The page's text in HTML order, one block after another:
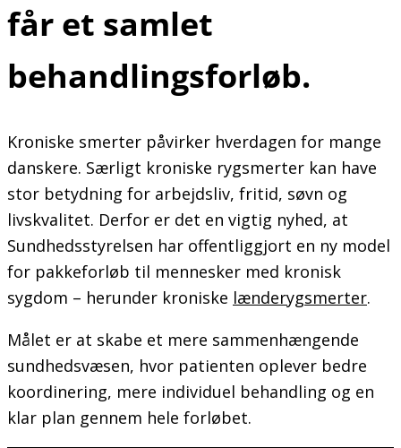
får et samlet
behandlingsforløb.
Kroniske smerter påvirker hverdagen for mange
danskere. Særligt kroniske rygsmerter kan have
stor betydning for arbejdsliv, fritid, søvn og
livskvalitet. Derfor er det en vigtig nyhed, at
Sundhedsstyrelsen har offentliggjort en ny model
for pakkeforløb til mennesker med kronisk
sygdom – herunder kroniske lænderygsmerter.
Målet er at skabe et mere sammenhængende
sundhedsvæsen, hvor patienten oplever bedre
koordinering, mere individuel behandling og en
klar plan gennem hele forløbet.